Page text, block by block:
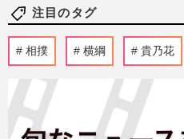
注目のタグ
相撲 横綱 貴乃花